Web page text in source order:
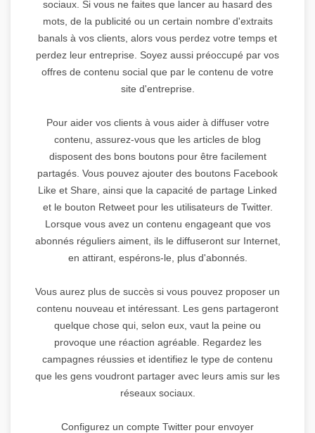
sociaux. Si vous ne faites que lancer au hasard des
mots, de la publicité ou un certain nombre d'extraits
banals à vos clients, alors vous perdez votre temps et
perdez leur entreprise. Soyez aussi préoccupé par vos
offres de contenu social que par le contenu de votre
site d'entreprise.
Pour aider vos clients à vous aider à diffuser votre
contenu, assurez-vous que les articles de blog
disposent des bons boutons pour être facilement
partagés. Vous pouvez ajouter des boutons Facebook
Like et Share, ainsi que la capacité de partage Linked
et le bouton Retweet pour les utilisateurs de Twitter.
Lorsque vous avez un contenu engageant que vos
abonnés réguliers aiment, ils le diffuseront sur Internet,
en attirant, espérons-le, plus d'abonnés.
Vous aurez plus de succès si vous pouvez proposer un
contenu nouveau et intéressant. Les gens partageront
quelque chose qui, selon eux, vaut la peine ou
provoque une réaction agréable. Regardez les
campagnes réussies et identifiez le type de contenu
que les gens voudront partager avec leurs amis sur les
réseaux sociaux.
Configurez un compte Twitter pour envoyer